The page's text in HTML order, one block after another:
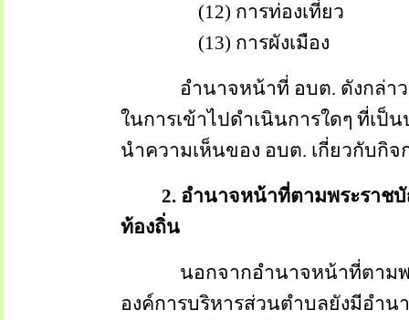
(12) การท่องเที่ยว
(13) การผังเมือง
อำนาจหน้าที่ อบต. ดังกล่าวข้า
ในการเข้าไปดำเนินการใดๆ ที่เ
นำความเห็นของ อบต. เกี่ยวกับกิ
2. อำนาจหน้าที่ตามพระราชบั
ท้องถิ่น
นอกจากอำนาจหน้าที่ตามพระ
องค์การบริหารส่วนตำบลยังมีอำน